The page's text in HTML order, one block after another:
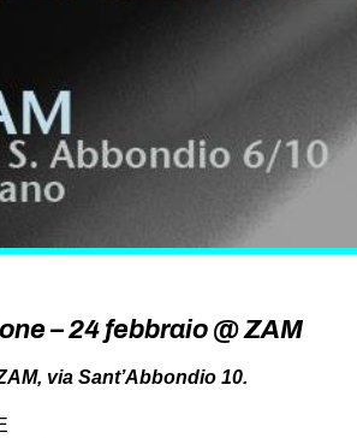
– 24 febbraio @ ZAM
via Sant’Abbondio 10.